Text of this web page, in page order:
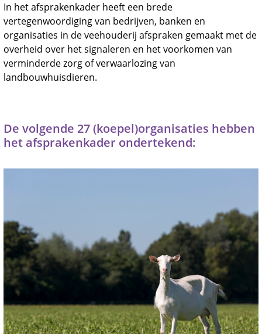
In het afsprakenkader heeft een brede
vertegenwoordiging van bedrijven, banken en
organisaties in de veehouderij afspraken gemaakt met de
overheid over het signaleren en het voorkomen van
verminderde zorg of verwaarlozing van
landbouwhuisdieren.
De volgende 27 (koepel)organisaties hebben
het afsprakenkader ondertekend: